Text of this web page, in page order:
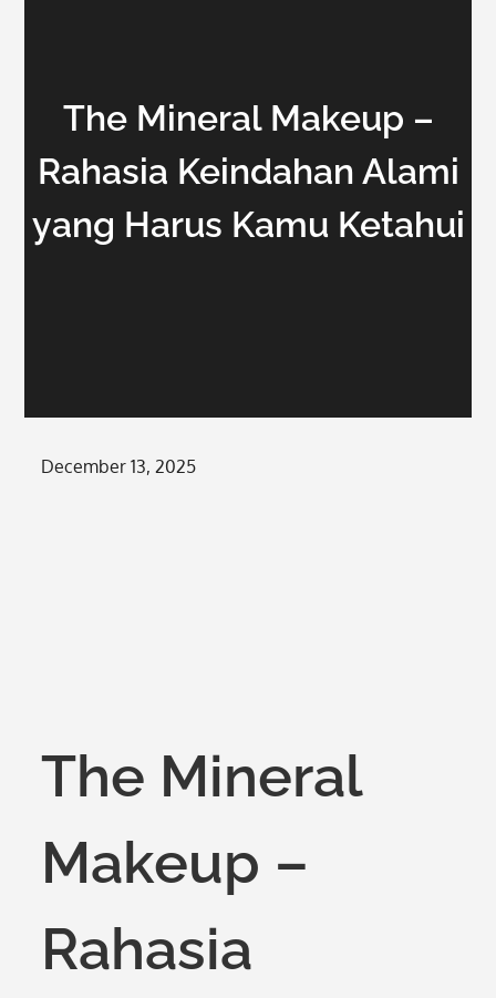
The Mineral Makeup –
Rahasia Keindahan Alami
yang Harus Kamu Ketahui
Posted
December 13, 2025
The Mineral
Makeup –
Rahasia